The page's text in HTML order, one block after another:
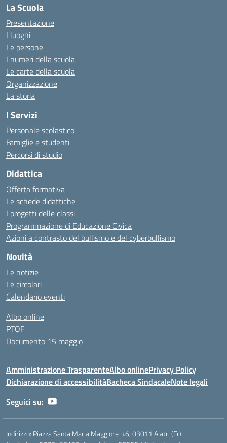
La Scuola
Presentazione
I luoghi
Le persone
I numeri della scuola
Le carte della scuola
Organizzazione
La storia
I Servizi
Personale scolastico
Famiglie e studenti
Percorsi di studio
Didattica
Offerta formativa
Le schede didattiche
I progetti delle classi
Programmazione di Educazione Civica
Azioni a contrasto del bullismo e del cyberbullismo
Novità
Le notizie
Le circolari
Calendario eventi
Albo online
PTOF
Documento 15 maggio
Amministrazione TrasparenteAlbo onlinePrivacy Policy
Dichiarazione di accessibilitàBacheca SindacaleNote legali
Seguici su:
Indirizzo: Piazza Santa Maria Maggiore n.6, 03011 Alatri (Fr)